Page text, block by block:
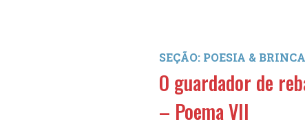
SEÇÃO: POESIA &
O guardador de
– Poema VII